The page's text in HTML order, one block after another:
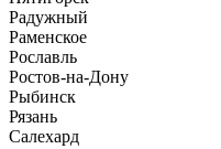
Радужный
Раменское
Рославль
Ростов-на-Дону
Рыбинск
Рязань
Салехард